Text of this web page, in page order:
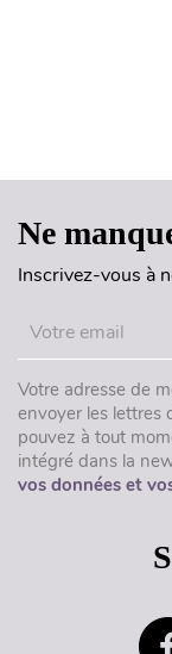
Ne
Inscrivez-vous à
Votre adresse de
envoyer les lettres
pouvez à tout
intégré dans la
vos données et